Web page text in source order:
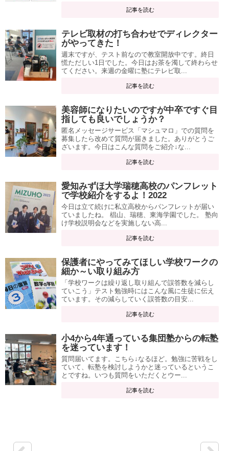
記事を読む
テレビ取材の打ち合わせでディレクター
がやってきた！
週末ですが、テスト前なので教室開放中です。終日
慌ただしい1日でした。今日はお茶を濁して終わらせ
てください。来週の金曜に塾にテレビ取...
記事を読む
美容師になりたいのですが中卒ですぐ目
指しても良いでしょうか？
匿名メッセージサービス「マシュマロ」での質問を
募集したら改めて質問が届きました。ありがとうご
ざいます。今日はこんな質問をご紹介↓な...
記事を読む
愛知みずほ大学瑞穂高校のパンフレット
で学校紹介をするよ！2022
今日は立て続けに私立高校からパンフレットが届い
ていましたね。 椙山、瑞穂、東海学園でした。 塾向
け学校説明会などを実施しない高...
記事を読む
保護者にやってみてほしい学校ワークの
細か～い取り組み方
「学校ワークは繰り返し取り組んで誤答数を減らし
ていこう」テスト勉強時にはこんな風に生徒に伝え
ています。その減らしていく誤答数の目安...
記事を読む
小4から4年通っている集団塾からの転塾
を迷っています！
質問届いてます。こちら↓なるほど。勉強に苦戦をし
ていて、転塾を検討しようかと迷っているというこ
とですね。いつも質問をいただくとウー...
記事を読む